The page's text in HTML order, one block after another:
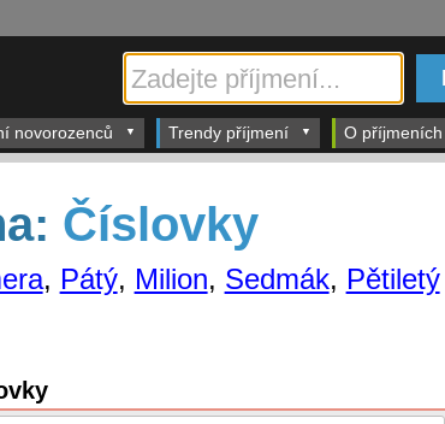
novorozenců Trendy příjmení O příjmeních
Číslovky
, Pátý, Milion, Sedmák, Pětiletý